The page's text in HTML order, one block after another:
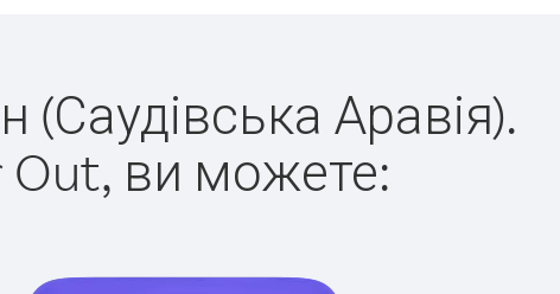
(Саудівська Аравія).
Out, ви можете: